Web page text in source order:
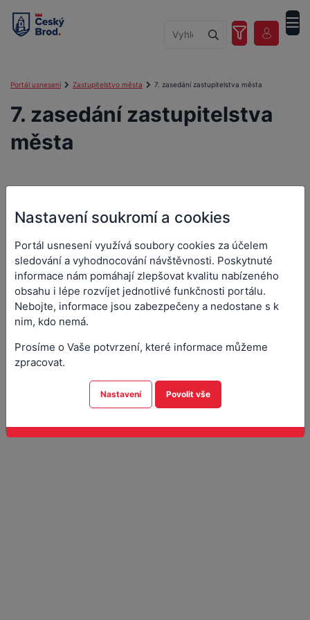
Portál usnesení Zastupitelstvo města 7. zasedání zastupitelstva města
7. zasedání zastupitelstva
města
města
Orgán:Zastupitelstvo města
Datum a čas jednání:11. 12. 2023 18:00
Přílohy (3)
Nastavení soukromí a cookies
Portál usnesení využívá soubory cookies za účelem
sledování a vyhodnocování návštěvnosti. Poskytnuté
informace nám pomáhají zlepšovat kvalitu nabízeného
obsahu i lépe rozvíjet jednotlivé funkčnosti portálu.
Nebojte, informace jsou zabezpečeny a nedostane s k
nim, kdo nemá.
Prosíme o Vaše potvrzení, které informace můžeme
zpracovat.
Nastavení Povolit vše